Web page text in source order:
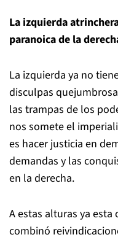
La izquierda
paranoica de la
La izquierda ya no
disculpas
las trampas de los
nos somete el
es hacer justicia en
demandas y las
en la derecha.
A estas alturas ya
combinó